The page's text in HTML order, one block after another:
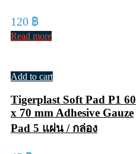
120 ฿
Read more
Add to cart
Tigerplast Soft Pad P1 60
x 70 mm Adhesive Gauze
Pad 5 แผ่น / กล่อง